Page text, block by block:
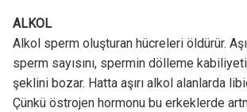
ALKOL
Alkol sperm oluşturan hücreleri öldürür.
sperm sayısını, spermin dölleme
şeklini bozar. Hatta aşırı alkol alanlarda
Çünkü östrojen hormonu bu erkeklerde